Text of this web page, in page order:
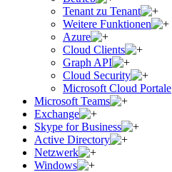
Tenant zu Tenant
Weitere Funktionen
Azure
Cloud Clients
Graph API
Cloud Security
Microsoft Cloud Portale
Microsoft Teams
Exchange
Skype for Business
Active Directory
Netzwerk
Windows